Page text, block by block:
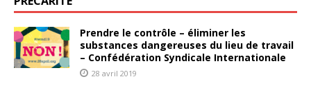
Prendre le contrôle – éliminer les
substances dangereuses du lieu de travail
– Confédération Syndicale Internationale
28 avril 2019